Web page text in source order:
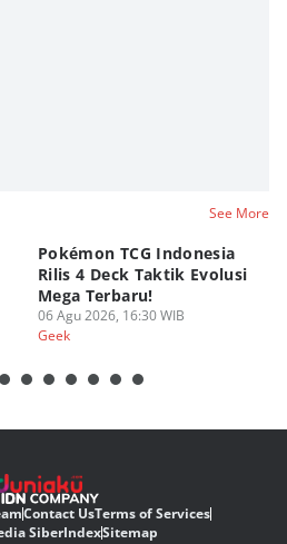
See More
Pokémon TCG Indonesia
Rilis 4 Deck Taktik Evolusi
Mega Terbaru!
06 Agu 2026, 16:30 WIB
Geek
Contact UsTerms of Services
SiberIndexSitemap